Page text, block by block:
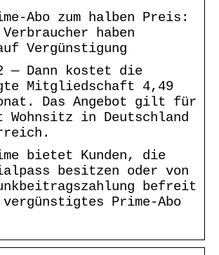
Abo zum halben Preis:
haben
Vergünstigung
— Dann kostet die
Mitgliedschaft 4,49
Das Angebot gilt für
Wohnsitz in Deutschland
bietet Kunden, die
besitzen oder von
befreit
Prime-Abo